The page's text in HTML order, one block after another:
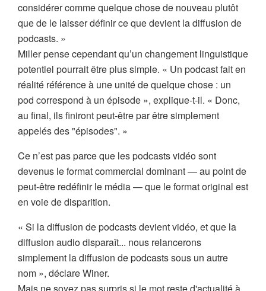
considérer comme quelque chose de nouveau plutôt
que de le laisser définir ce que devient la diffusion de
podcasts. »
Miller pense cependant qu’un changement linguistique
potentiel pourrait être plus simple. « Un podcast fait en
réalité référence à une unité de quelque chose : un
pod correspond à un épisode », explique-t-il. « Donc,
au final, ils finiront peut-être par être simplement
appelés des "épisodes". »
Ce n’est pas parce que les podcasts vidéo sont
devenus le format commercial dominant — au point de
peut-être redéfinir le média — que le format original est
en voie de disparition.
« Si la diffusion de podcasts devient vidéo, et que la
diffusion audio disparaît... nous relancerons
simplement la diffusion de podcasts sous un autre
nom », déclare Winer.